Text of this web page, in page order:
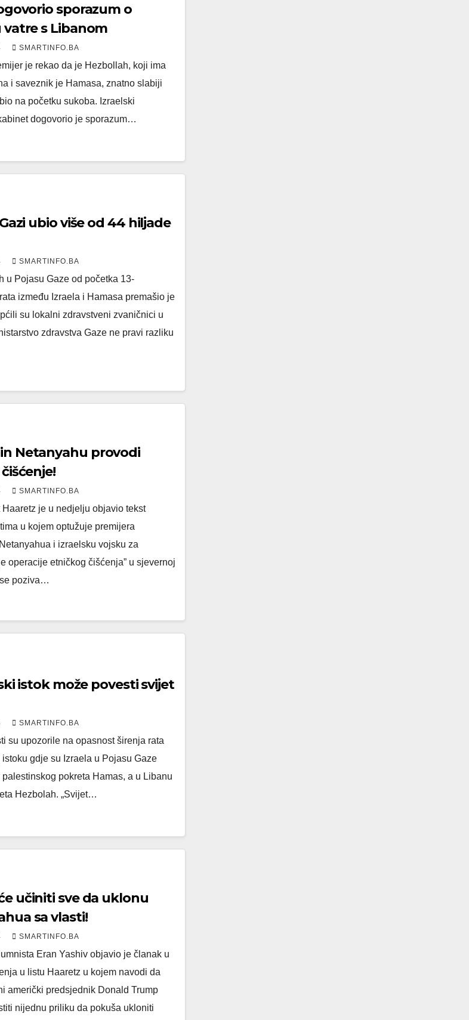
sporazum o
s Libanom
SMARTINFO.BA
je rekao da je Hezbollah, koji ima
i saveznik je Hamasa, znatno slabiji
na početku sukoba. Izraelski
dogovorio je sporazum…
ubio više od 44 hiljade
SMARTINFO.BA
u Pojasu Gaze od početka 13-
između Izraela i Hamasa premašio je
su lokalni zdravstveni zvaničnici u
zdravstva Gaze ne pravi razliku
Netanyahu provodi
SMARTINFO.BA
Haaretz je u nedjelju objavio tekst
u kojem optužuje premijera
i izraelsku vojsku za
operacije etničkog čišćenja” u sjevernoj
poziva…
istok može povesti svijet
SMARTINFO.BA
su upozorile na opasnost širenja rata
gdje su Izraela u Pojasu Gaze
palestinskog pokreta Hamas, a u Libanu
Hezbolah. „Svijet…
učiniti sve da uklonu
sa vlasti!
SMARTINFO.BA
Eran Yashiv objavio je članak u
u listu Haaretz u kojem navodi da
američki predsjednik Donald Trump
nijednu priliku da pokuša ukloniti